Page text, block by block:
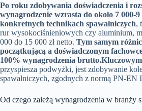
Po roku zdobywania doświadczenia i
wynagrodzenie wzrasta do około 7 000-9
konkretnych technikach spawalniczych,
rur wysokociśnieniowych czy aluminium,
000 do 15 000 zł netto. Tym samym
początkującą a doświadczonym
100% wynagrodzenia brutto.
przyspiesza podwyżki, jest zdobywanie
spawalniczych, zgodnych z normą PN-EN
Od czego zależą wynagrodzenia w branży